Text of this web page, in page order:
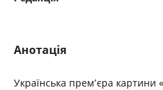
Анотація
Українська прем’єра картини